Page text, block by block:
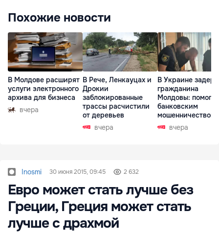
Похожие новости
В Молдове расширят
услуги электронного
архива для бизнеса
вчера
В Рече, Ленкауцах и
Дрокии
заблокированные
трассы расчистили
от деревьев
вчера
В Украине
гражданина
Молдовы:
банковским
мошенничеством
Чехиивчера
Inosmi 30 июня 2015, 09:45 2 632
Евро может стать лучше без
Греции, Греция может стать
лучше с драхмой